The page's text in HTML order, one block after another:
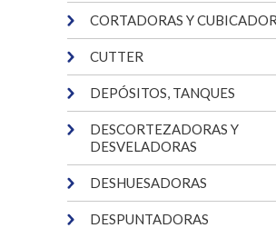
CORTADORAS Y
CUTTER
DEPÓSITOS, TANQUES
DESCORTEZADORAS Y
DESVELADORAS
DESHUESADORAS
DESPUNTADORAS